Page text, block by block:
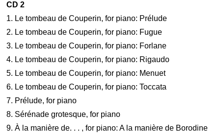
CD 2
1. Le tombeau de Couperin, for piano: Prélude
2. Le tombeau de Couperin, for piano: Fugue
3. Le tombeau de Couperin, for piano: Forlane
4. Le tombeau de Couperin, for piano: Rigaudo
5. Le tombeau de Couperin, for piano: Menuet
6. Le tombeau de Couperin, for piano: Toccata
7. Prélude, for piano
8. Sérénade grotesque, for piano
9. À la manière de. . . , for piano: A la manière de Borodine